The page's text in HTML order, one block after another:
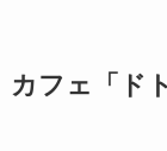
カフェ「ド